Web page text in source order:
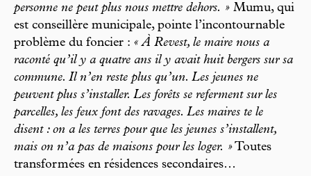
personne ne peut plus nous mettre dehors. » Mumu, qui
est conseillère municipale, pointe l’incontournable
problème du foncier : « À Revest, le maire nous a
raconté qu’il y a quatre ans il y avait huit bergers sur sa
commune. Il n’en reste plus qu’un. Les jeunes ne
peuvent plus s’installer. Les forêts se referment sur les
parcelles, les feux font des ravages. Les maires te le
disent : on a les terres pour que les jeunes s’installent,
mais on n’a pas de maisons pour les loger. » Toutes
transformées en résidences secondaires…